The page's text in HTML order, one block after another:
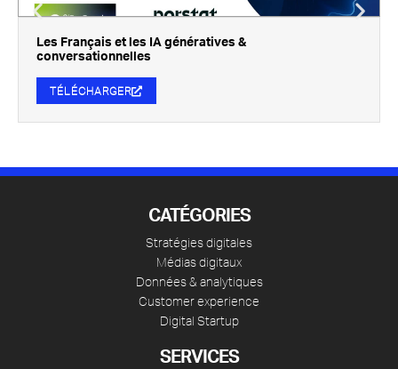
Les Français et les IA génératives &
conversationnelles
TÉLÉCHARGER
CATÉGORIES
Stratégies digitales
Médias digitaux
Données & analytiques
Customer experience
Digital Startup
SERVICES